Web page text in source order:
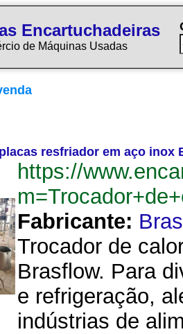
Encartuchadeiras
de Máquinas Usadas
resfriador em aço inox
https://
Fabricante:
Trocador de
Brasflow. Para
e refrigeração,
indústrias de